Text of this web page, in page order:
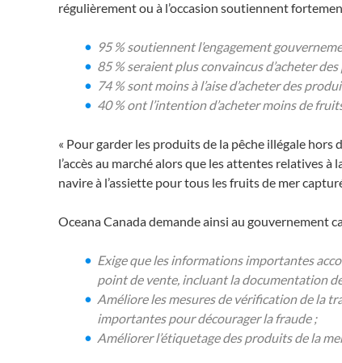
régulièrement ou à l’occasion soutiennent
95 % soutiennent l’engagement
85 % seraient plus convaincus d’acheter
74 % sont moins à l’aise d’acheter des
40 % ont l’intention d’acheter moins de
« Pour garder les produits de la pêche illégale hors
l’accès au marché alors que les attentes relatives
navire à l’assiette pour tous les fruits de mer
Oceana Canada demande ainsi au gouvernement
Exige que les informations importantes
point de vente, incluant la documentation
Améliore les mesures de vérification de la
importantes pour décourager la fraude ;
Améliorer l’étiquetage des produits de la